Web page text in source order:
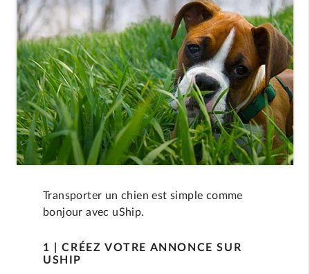
Transporter un chien est simple comme
bonjour avec uShip.
1 | CRÉEZ VOTRE ANNONCE SUR
USHIP